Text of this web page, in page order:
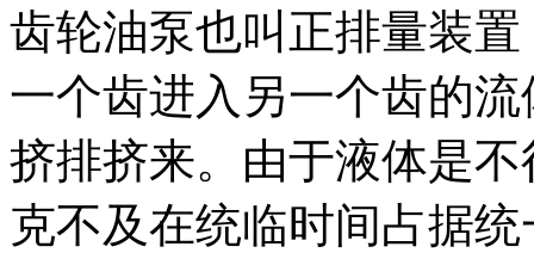
齿轮油泵也叫正排量装
一个齿进入另一个齿的
挤排挤来。由于液体是
克不及在统临时间占据